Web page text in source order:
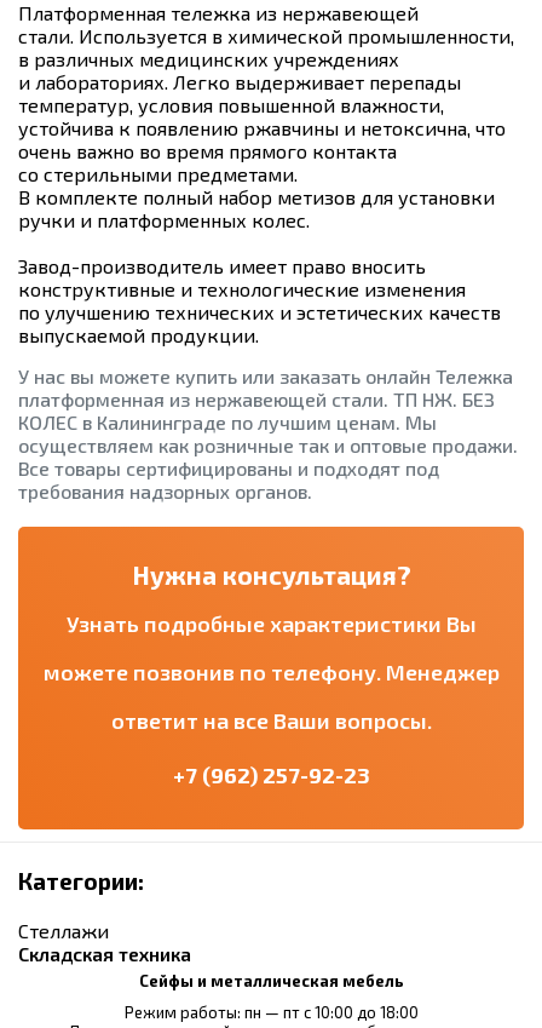
Платформенная тележка из нержавеющей
стали. Используется в химической промышленности,
в различных медицинских учреждениях
и лабораториях. Легко выдерживает перепады
температур, условия повышенной влажности,
устойчива к появлению ржавчины и нетоксична, что
очень важно во время прямого контакта
со стерильными предметами.
В комплекте полный набор метизов для установки
ручки и платформенных колес.
Завод-производитель имеет право вносить
конструктивные и технологические изменения
по улучшению технических и эстетических качеств
выпускаемой продукции.
У нас вы можете купить или заказать онлайн Тележка
платформенная из нержавеющей стали. ТП НЖ. БЕЗ
КОЛЕС в Калининграде по лучшим ценам. Мы
осуществляем как розничные так и оптовые продажи.
Все товары сертифицированы и подходят под
требования надзорных органов.
Нужна консультация?
Узнать подробные характеристики Вы
можете позвонив по телефону. Менеджер
ответит на все Ваши вопросы.
+7 (962) 257-92-23
Категории:
Стеллажи
Складская техника
Сейфы и металлическая мебель
Режим работы: пн — пт с 10:00 до 18:00